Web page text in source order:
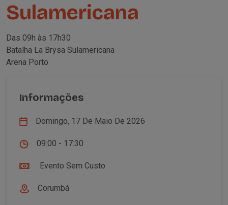
Sulamericana
Das 09h às 17h30
Batalha La Brysa Sulamericana
Arena Porto
Informações
Domingo, 17 De Maio De 2026
09:00 - 17:30
Evento Sem Custo
Corumbá